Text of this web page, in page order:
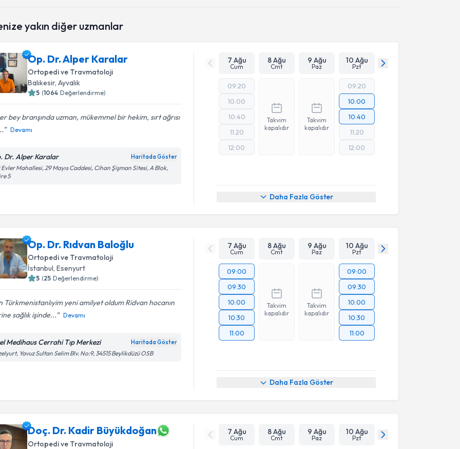
Takvim Talebini Gönder
yakın diğer uzmanlar
Op. Dr. Alper Karalar
Ortopedi ve Travmatoloji
Balıkesir, Ayvalık
5 (1064 Değerlendirme)
bey branşında uzman, mükemmel bir hekim, sırt ağrısı
Devamı
Dr. Alper Karalar Haritada Göster
Evler Mahallesi, 29 Mayıs Caddesi, Cihan Şişman Sitesi, A Blok,
5
7 Ağu
Cum
8 Ağu
Cmt
9 Ağu
Paz
10 Ağu
Pzt
09:20
10:00
10:40
11:20
12:00
Takvim
kapalıdır
Takvim
kapalıdır
09:20
10:00
10:40
11:20
12:00
Daha Fazla Göster
Op. Dr. Rıdvan Baloğlu
Ortopedi ve Travmatoloji
İstanbul, Esenyurt
5 (25 Değerlendirme)
Türkmenistanlıyim yeni amilyet oldum Ridvan hocanın
sağlık işinde...
Devamı
Medihaus Cerrahi Tıp Merkezi Haritada Göster
Yavuz Sultan Selim Blv. No:9, 34515 Beylikdüzü OSB
7 Ağu
Cum
8 Ağu
Cmt
9 Ağu
Paz
10 Ağu
Pzt
09:00
09:30
10:00
10:30
11:00
Takvim
kapalıdır
Takvim
kapalıdır
09:00
09:30
10:00
10:30
11:00
Daha Fazla Göster
Doç. Dr. Kadir Büyükdoğan
Ortopedi ve Travmatoloji
7 Ağu
Cum
8 Ağu
Cmt
9 Ağu
Paz
10 Ağu
Pzt